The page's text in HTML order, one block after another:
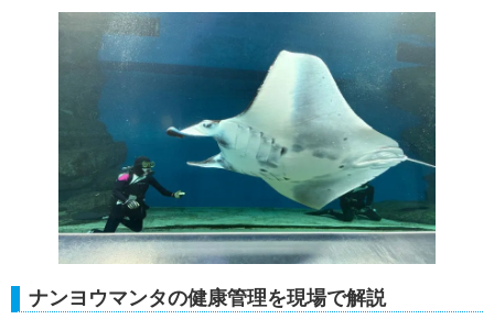
ナンヨウマンタの健康管理を現場で解説